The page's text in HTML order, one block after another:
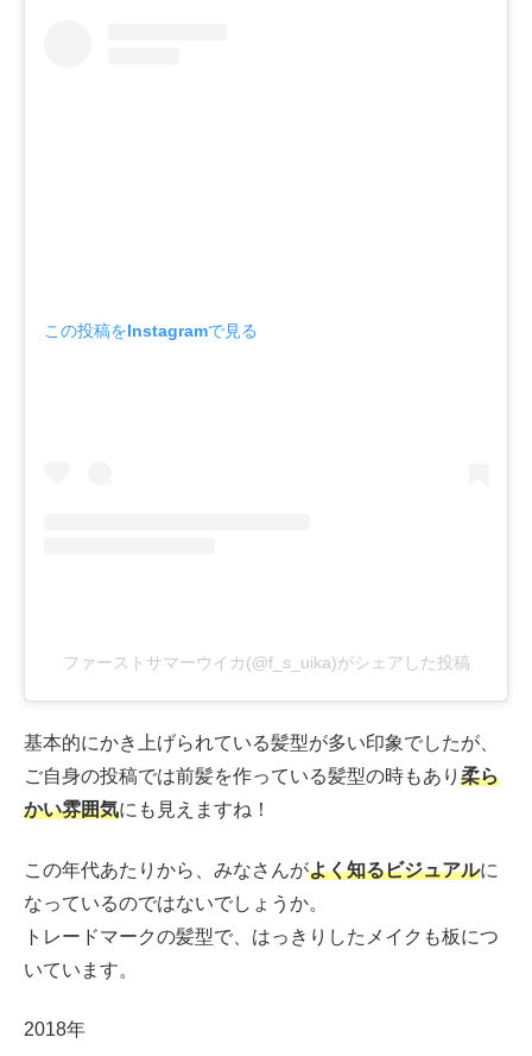
この投稿をInstagramで見る
ファーストサマーウイカ(@f_s_uika)がシェアした投稿
基本的にかき上げられている髪型が多い印象でしたが、
ご自身の投稿では前髪を作っている髪型の時もあり 柔ら
かい雰囲気にも見えますね！
この年代あたりから、みなさんがよく知るビジュアルに
なっているのではないでしょうか。
トレードマークの髪型で、はっきりしたメイクも板につ
いています。
2018年